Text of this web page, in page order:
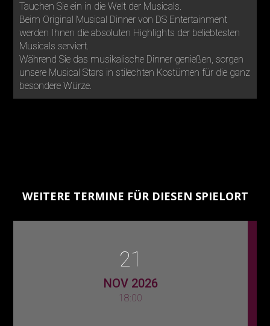
Tauchen Sie ein in die Welt der Musicals.
Beim Original Musical Dinner von DS Entertainment
werden Ihnen die absoluten Highlights der beliebtesten
Musicals serviert.
Während Sie das musikalische Dinner genießen, sorgen
unsere Musical Stars in stilechten Kostümen für die ganz
besondere Würze.
WEITERE TERMINE FÜR DIESEN SPIELORT
21
NOV 2026
18:00